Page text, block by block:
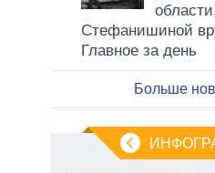
Стефанишиной
Главное за день
Больше